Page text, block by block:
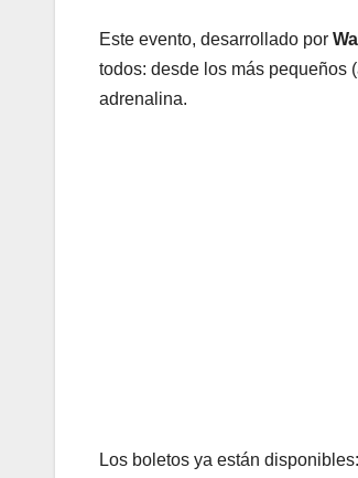
Este evento, desarrollado por
todos: desde los más pequeños
adrenalina.
Los boletos ya están disponibles: